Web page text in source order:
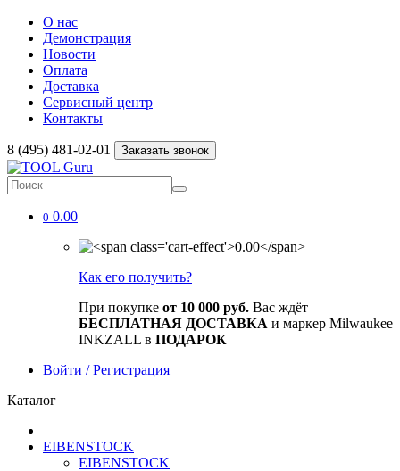
О нас
Демонстрация
Новости
Оплата
Доставка
Сервисный центр
Контакты
8 (495) 481-02-01 Заказать звонок
0 0.00
Как его получить?
При покупке от 10 000 руб. Вас ждёт
БЕСПЛАТНАЯ ДОСТАВКА и маркер Milwaukee
INKZALL в ПОДАРОК
Войти / Регистрация
Каталог
EIBENSTOCK
EIBENSTOCK